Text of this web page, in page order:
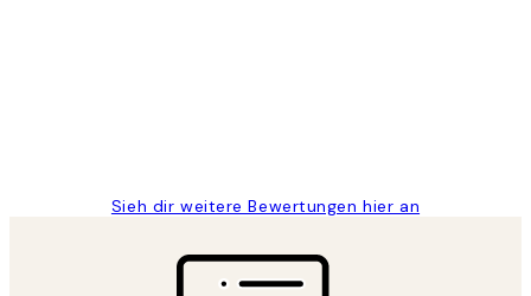
Sieh dir weitere Bewertungen hier an